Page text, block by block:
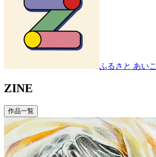
ふるさと あいこ
ZINE
作品一覧